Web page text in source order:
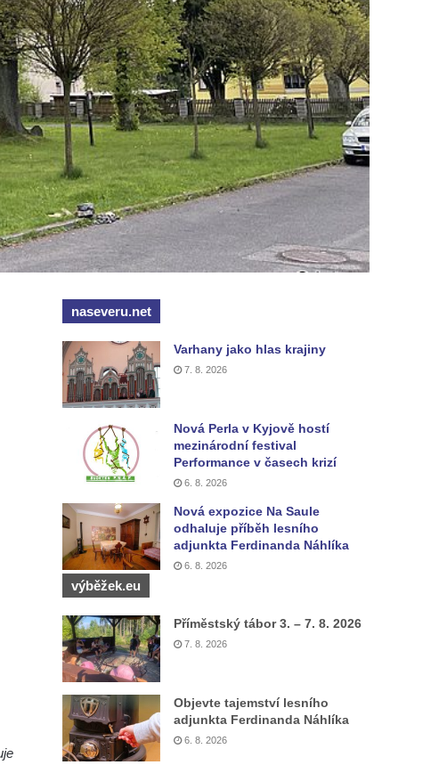
naseveru.net
Varhany jako hlas krajiny
7. 8. 2026
Nová Perla v Kyjově hostí
mezinárodní festival
Performance v časech krizí
6. 8. 2026
Nová expozice Na Saule
odhaluje příběh lesního
adjunkta Ferdinanda Náhlíka
6. 8. 2026
výběžek.eu
Příměstský tábor 3. – 7. 8. 2026
7. 8. 2026
Objevte tajemství lesního
adjunkta Ferdinanda Náhlíka
6. 8. 2026